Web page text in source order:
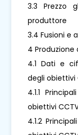
3.3 Prezzo
produttore
3.4 Fusioni e
4 Produzione
4.1 Dati e
degli obiettivi
4.1.1
obiettivi
4.1.2